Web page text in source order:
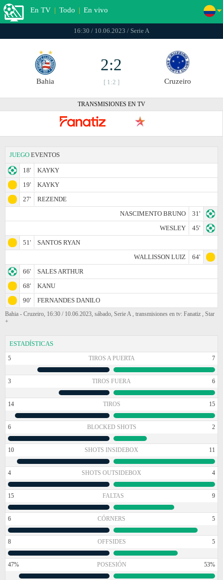
En TV | Todo | En vivo
16:30 / 10.06.2023 / Serie A
Bahia
2:2
[ 1:2 ] Cruzeiro
TRANSMISIONES EN TV
JUEGO EVENTOS
18'
KAYKY
19'
KAYKY
27'
REZENDE
NASCIMENTO BRUNO
31'
WESLEY
45'
51'
SANTOS RYAN
WALLISSON LUIZ
64'
66'
SALES ARTHUR
68'
KANU
90'
FERNANDES DANILO
Bahia - Cruzeiro, 16:30 / 10.06.2023, sábado, Serie A , transmisiones en tv: Fanatiz , Star
+
ESTADÍSTICAS
5 TIROS A PUERTA 7
3 TIROS FUERA 6
14 TIROS 15
6 BLOCKED SHOTS 2
10 SHOTS INSIDEBOX 11
4 SHOTS OUTSIDEBOX 4
15 FALTAS 9
6 CÓRNERS 5
8 OFFSIDES 5
47% POSESIÓN 53%